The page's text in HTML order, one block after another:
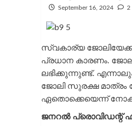
September 16, 2024 2
സ്വകാര്യ
പ്രധാന കാരണം.
ലഭിക്കുന്നുണ്ട്.
ജോലി സുരക്ഷ മാത്രം
ഏതൊക്കെയെന്ന്
ജനറല്‍ പ്രൊവിഡന്റ്